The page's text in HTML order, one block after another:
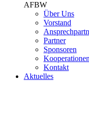
AFBW
Über Uns
Vorstand
Partner
Sponsoren
Kooperationen
Kontakt
Aktuelles